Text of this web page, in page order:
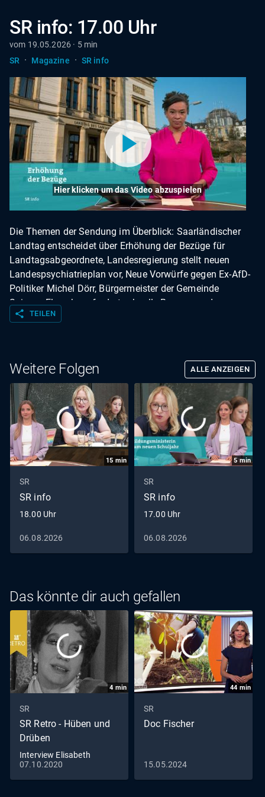
SR info: 17.00 Uhr
vom 19.05.2026 · 5 min
SR
· Magazine · SR info
Hier klicken um das Video abzuspielen
Die Themen der Sendung im Überblick: Saarländischer
Landtag entscheidet über Erhöhung der Bezüge für
Landtagsabgeordnete, Landesregierung stellt neuen
Landespsychiatrieplan vor, Neue Vorwürfe gegen Ex-AfD-
Politiker Michel Dörr, Bürgermeister der Gemeinde
Spiesen-Elversberg fordert schnelle Besserung der
Verkehrssituation am Stadion.
share TEILEN
Weitere Folgen ALLE ANZEIGEN
15 min
SR
SR info
18.00 Uhr
06.08.2026
5min
SR
SR info
17.00 Uhr
06.08.2026
Das könnte dir auch gefallen
4 min
SR
SR Retro - Hüben und
Drüben
Interview Elisabeth
Flickenschildt
07.10.2020
44min
SR
Doc Fischer
15.05.2024